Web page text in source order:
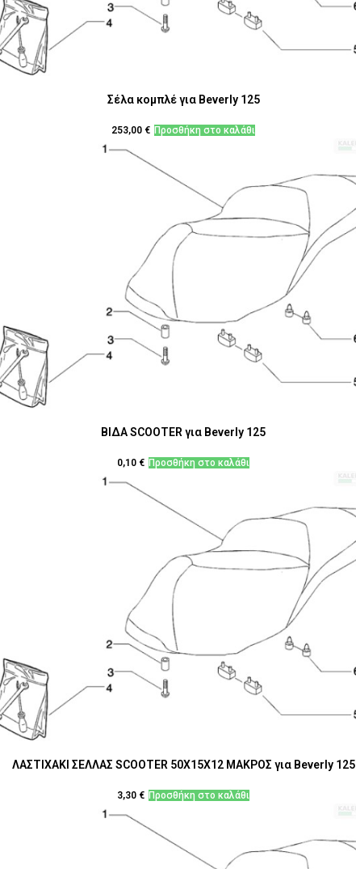
Σέλα κομπλέ για Beverly 125
253,00 € Προσθήκη στο καλάθι
ΒΙΔΑ SCOOTER για Beverly 125
0,10 € Προσθήκη στο καλάθι
ΛΑΣΤΙΧΑΚΙ ΣΕΛΛΑΣ SCOOTER 50X15X12 ΜΑΚΡΟΣ για Beverly 125
3,30 € Προσθήκη στο καλάθι